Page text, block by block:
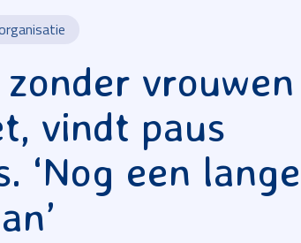
vindt paus
‘Nog een lange